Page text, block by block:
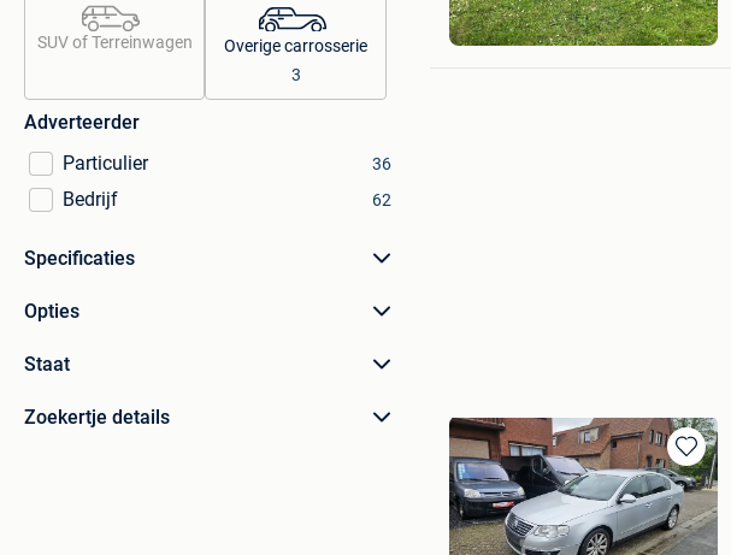
SUV of Terreinwagen
Overige carrosserie
3
Adverteerder
Particulier
36
Bedrijf 62
Specificaties
Opties
Staat
Zoekertje details
Jeroen
Ninove
Bewaren
in
Mijn
Favorieten